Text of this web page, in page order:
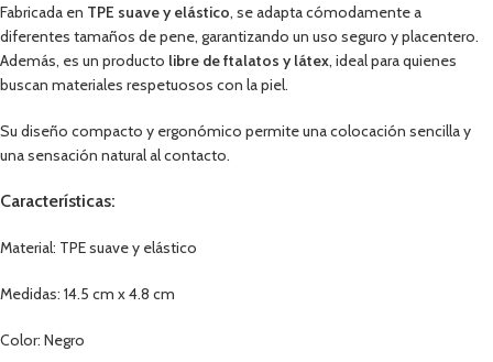
Fabricada en TPE suave y elástico, se adapta cómodamente a
diferentes tamaños de pene, garantizando un uso seguro y placentero.
Además, es un producto libre de ftalatos y látex, ideal para quienes
buscan materiales respetuosos con la piel.
Su diseño compacto y ergonómico permite una colocación sencilla y
una sensación natural al contacto.
Características:
Material: TPE suave y elástico
Medidas: 14.5 cm x 4.8 cm
Color: Negro